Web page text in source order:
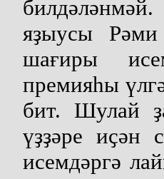
яҙыусы
шағиры
премияһы
бит. Шулай
үҙҙәре иҫән
исемдәргә